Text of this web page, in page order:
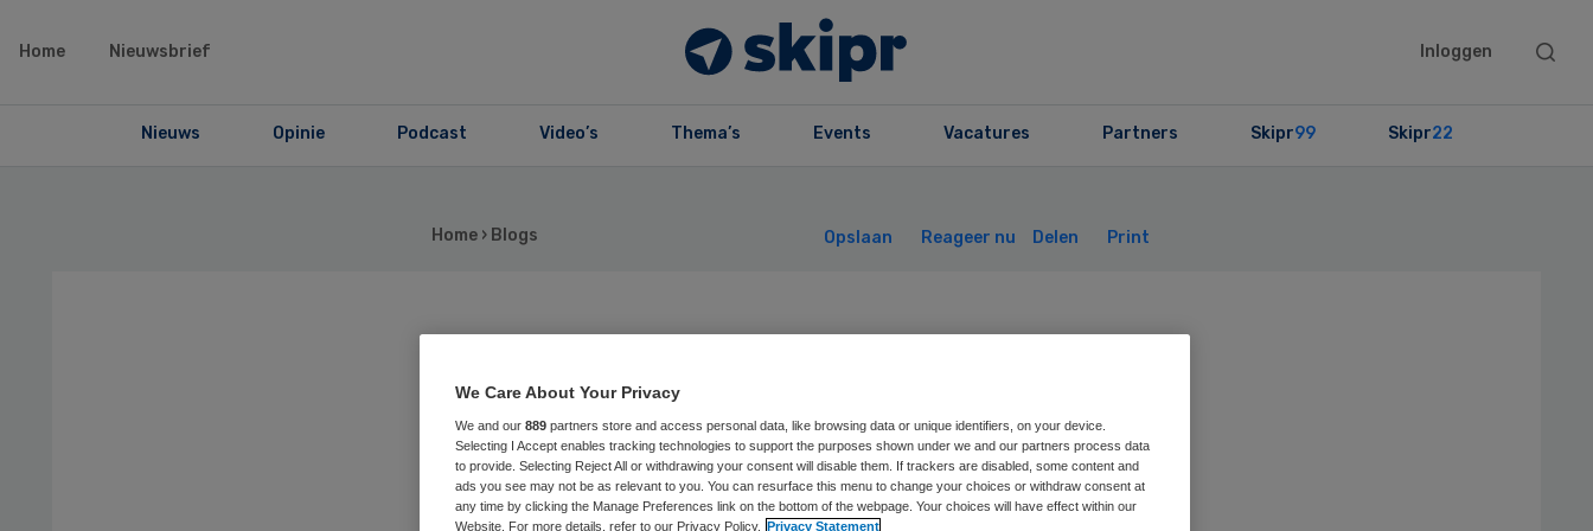
Home Nieuwsbrief Inloggen
Search
Nieuws Opinie Podcast Video’s Thema’s Events Vacatures Partners Skipr99 Skipr22
Home › Blogs Opslaan Reageer nu Delen Print
Onze gezondheidszorg
duur? Accepteer het
nou maar
We Care About Your Privacy
We and our 889 partners store and access personal data, like browsing data or unique identifiers, on your device.
Selecting I Accept enables tracking technologies to support the purposes shown under we and our partners process data
to provide. Selecting Reject All or withdrawing your consent will disable them. If trackers are disabled, some content and
ads you see may not be as relevant to you. You can resurface this menu to change your choices or withdraw consent at
any time by clicking the Manage Preferences link on the bottom of the webpage. Your choices will have effect within our
Website. For more details, refer to our Privacy Policy. Privacy Statement